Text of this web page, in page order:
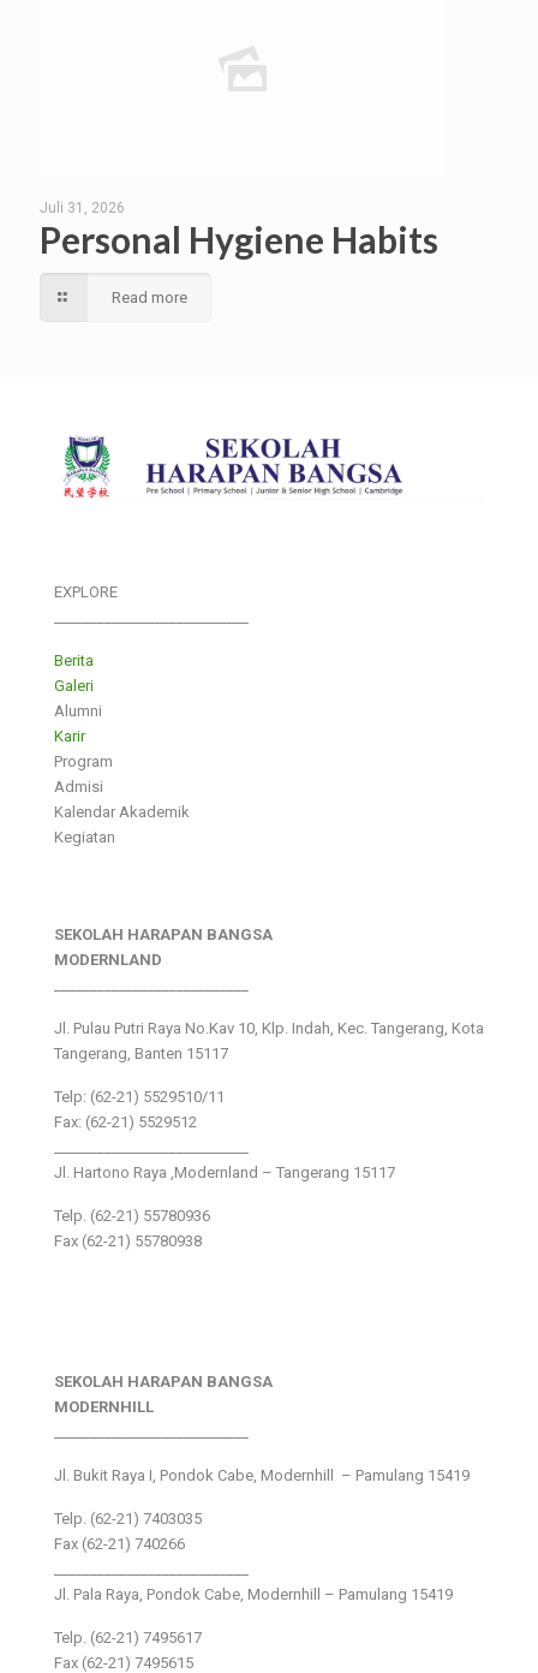
Juli 31, 2026
Personal Hygiene Habits
Read more
EXPLORE
Berita
Galeri
Alumni
Karir
Program
Admisi
Kalendar Akademik
Kegiatan
SEKOLAH HARAPAN BANGSA
MODERNLAND
Jl. Pulau Putri Raya No.Kav 10, Klp. Indah, Kec. Tangerang, Kota
Tangerang, Banten 15117
Telp: (62-21) 5529510/11
Fax: (62-21) 5529512
Jl. Hartono Raya ,Modernland – Tangerang 15117
Telp. (62-21) 55780936
Fax (62-21) 55780938
SEKOLAH HARAPAN BANGSA
MODERNHILL
Jl. Bukit Raya I, Pondok Cabe, Modernhill – Pamulang 15419
Telp. (62-21) 7403035
Fax (62-21) 740266
Jl. Pala Raya, Pondok Cabe, Modernhill – Pamulang 15419
Telp. (62-21) 7495617
Fax (62-21) 7495615